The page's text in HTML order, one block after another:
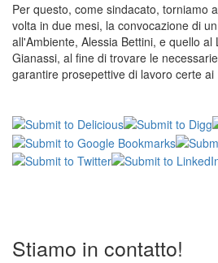
Per questo, come sindacato, torniamo
volta in due mesi, la convocazione di
all'Ambiente, Alessia Bettini, e quello al
Gianassi, al fine di trovare le
garantire prosepettive di lavoro certe ai
Stiamo in contatto!